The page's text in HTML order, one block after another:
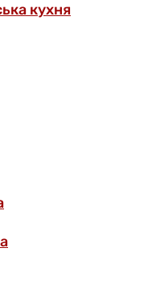
кухня